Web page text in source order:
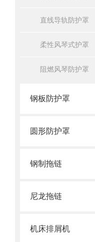
直线导轨防护罩
柔性风琴式护罩
阻燃风琴防护罩
钢板防护罩
圆形防护罩
钢制拖链
尼龙拖链
机床排屑机